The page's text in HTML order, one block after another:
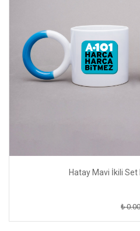
Hatay Mavi İkili
₺ 0.00